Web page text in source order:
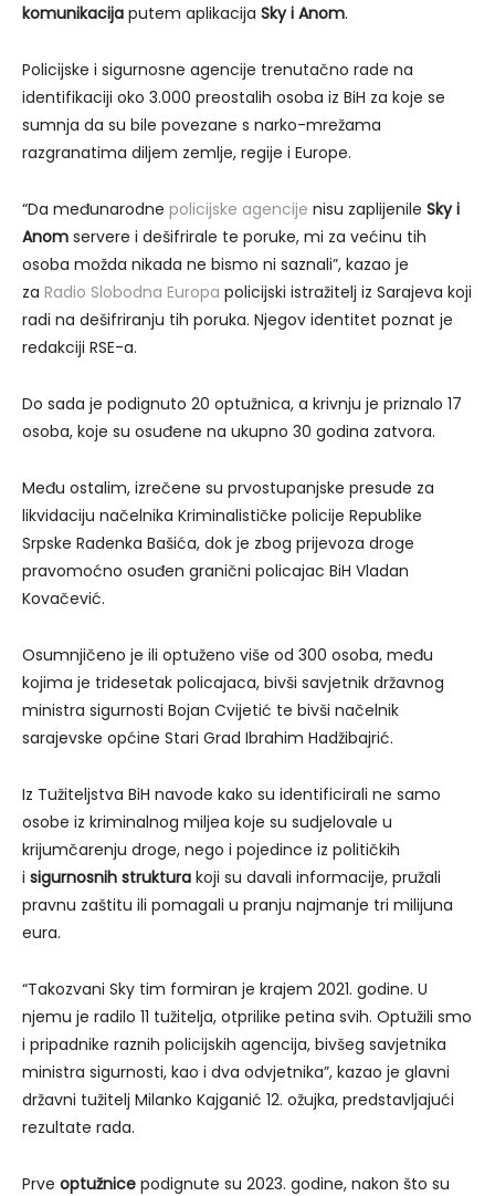
komunikacija putem aplikacija Sky i Anom.
Policijske i sigurnosne agencije trenutačno rade na
identifikaciji oko 3.000 preostalih osoba iz BiH za koje se
sumnja da su bile povezane s narko-mrežama
razgranatima diljem zemlje, regije i Europe.
“Da međunarodne policijske agencije nisu zaplijenile Sky i
Anom servere i dešifrirale te poruke, mi za većinu tih
osoba možda nikada ne bismo ni saznali”, kazao je
za Radio Slobodna Europa policijski istražitelj iz Sarajeva koji
radi na dešifriranju tih poruka. Njegov identitet poznat je
redakciji RSE-a.
Do sada je podignuto 20 optužnica, a krivnju je priznalo 17
osoba, koje su osuđene na ukupno 30 godina zatvora.
Među ostalim, izrečene su prvostupanjske presude za
likvidaciju načelnika Kriminalističke policije Republike
Srpske Radenka Bašića, dok je zbog prijevoza droge
pravomoćno osuđen granični policajac BiH Vladan
Kovačević.
Osumnjičeno je ili optuženo više od 300 osoba, među
kojima je tridesetak policajaca, bivši savjetnik državnog
ministra sigurnosti Bojan Cvijetić te bivši načelnik
sarajevske općine Stari Grad Ibrahim Hadžibajrić.
Iz Tužiteljstva BiH navode kako su identificirali ne samo
osobe iz kriminalnog miljea koje su sudjelovale u
krijumčarenju droge, nego i pojedince iz političkih
i sigurnosnih struktura koji su davali informacije, pružali
pravnu zaštitu ili pomagali u pranju najmanje tri milijuna
eura.
“Takozvani Sky tim formiran je krajem 2021. godine. U
njemu je radilo 11 tužitelja, otprilike petina svih. Optužili smo
i pripadnike raznih policijskih agencija, bivšeg savjetnika
ministra sigurnosti, kao i dva odvjetnika”, kazao je glavni
državni tužitelj Milanko Kajganić 12. ožujka, predstavljajući
rezultate rada.
Prve optužnice podignute su 2023. godine, nakon što su